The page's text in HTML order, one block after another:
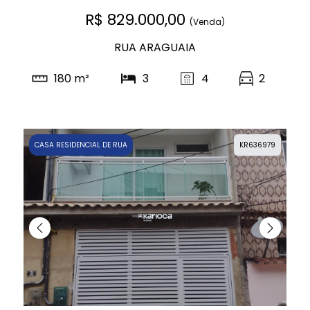
R$ 829.000,00 (Venda)
RUA ARAGUAIA
180 m²
3 4 2
KR636979
CASA RESIDENCIAL DE RUA